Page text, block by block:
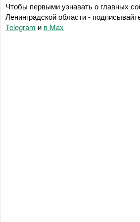
Чтобы первыми узнавать о главных
Ленинградской области -
Telegram и в Maх